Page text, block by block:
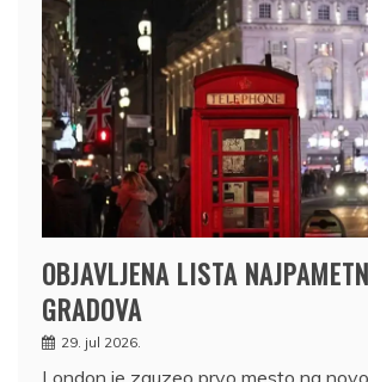
OBJAVLJENA LISTA
GRADOVA
29. jul 2026.